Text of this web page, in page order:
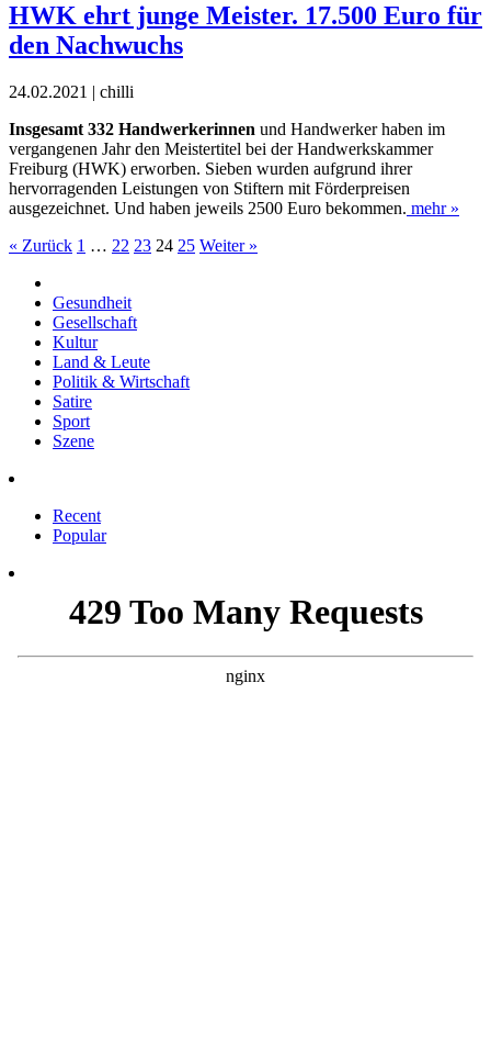
HWK ehrt junge Meister. 17.500 Euro für
den Nachwuchs
24.02.2021 | chilli
Insgesamt 332 Handwerkerinnen und Handwerker haben im
vergangenen Jahr den Meistertitel bei der Handwerkskammer
Freiburg (HWK) erworben. Sieben wurden aufgrund ihrer
hervorragenden Leistungen von Stiftern mit Förderpreisen
ausgezeichnet. Und haben jeweils 2500 Euro bekommen. mehr »
« Zurück 1 … 22 23 24 25 Weiter »
Gesundheit
Gesellschaft
Kultur
Land & Leute
Politik & Wirtschaft
Satire
Sport
Szene
Recent
Popular